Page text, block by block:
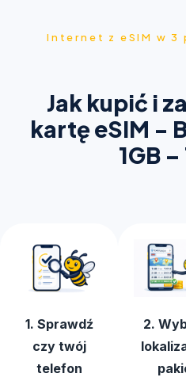
Internet z eSIM w
Jak kupić i
kartę eSIM -
1GB
1. Sprawdź
czy twój
telefon
2.